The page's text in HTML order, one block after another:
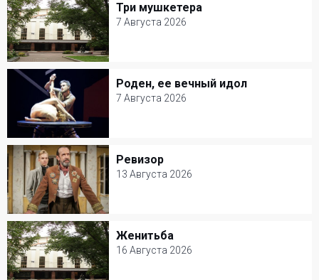
Три мушкетера
7 Августа 2026
Три мушкетера
7 Августа 2026
Театр Моссовета
Музыкальный спектакль
Роден, ее вечный идол
7 Августа 2026
Роден, ее вечный идол
7 Августа 2026
Александринский театр
Балет и Танец
Ревизор
13 Августа 2026
Ревизор
13 Августа 2026
Современник
Комедия
Женитьба
16 Августа 2026
Женитьба